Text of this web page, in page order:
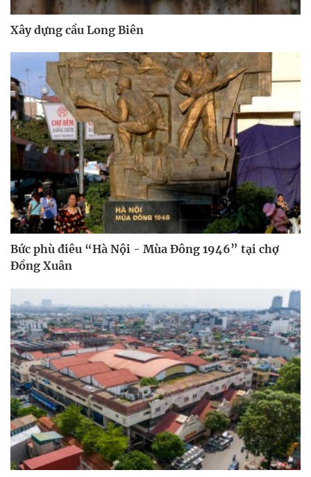
Xây dựng cầu Long Biên
Bức phù điêu “Hà Nội - Mùa Đông 1946” tại chợ
Đồng Xuân